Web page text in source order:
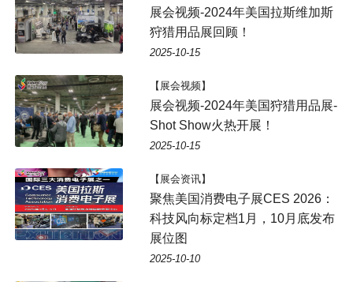
展会视频-2024年美国拉斯维加斯
狩猎用品展回顾！
2025-10-15
【展会视频】
展会视频-2024年美国狩猎用品展-
Shot Show火热开展！
2025-10-15
【展会资讯】
聚焦美国消费电子展CES 2026：
科技风向标定档1月，10月底发布
展位图
2025-10-10